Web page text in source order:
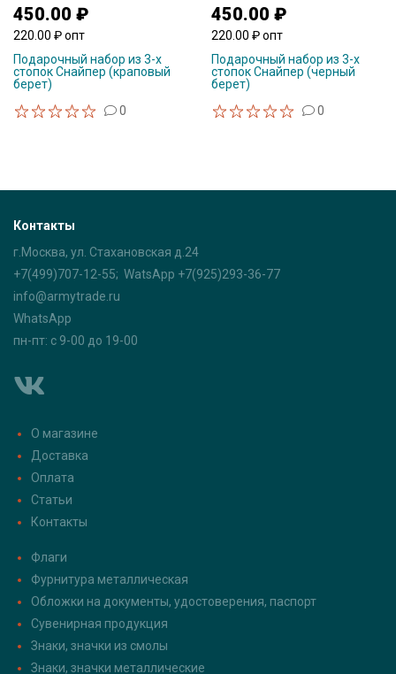
450.00 ₽
220.00 ₽ опт
Подарочный набор из 3-х
стопок Снайпер (краповый
берет)
0
450.00 ₽
220.00 ₽ опт
Подарочный набор из 3-х
стопок Снайпер (черный
берет)
0
Контакты
г.Москва, ул. Стахановская д.24
+7(499)707-12-55; WatsApp +7(925)293-36-77
info@armytrade.ru
WhatsApp
пн-пт: с 9-00 до 19-00
О магазине
Доставка
Оплата
Статьи
Контакты
Флаги
Фурнитура металлическая
Обложки на документы, удостоверения, паспорт
Сувенирная продукция
Знаки, значки из смолы
Знаки, значки металлические